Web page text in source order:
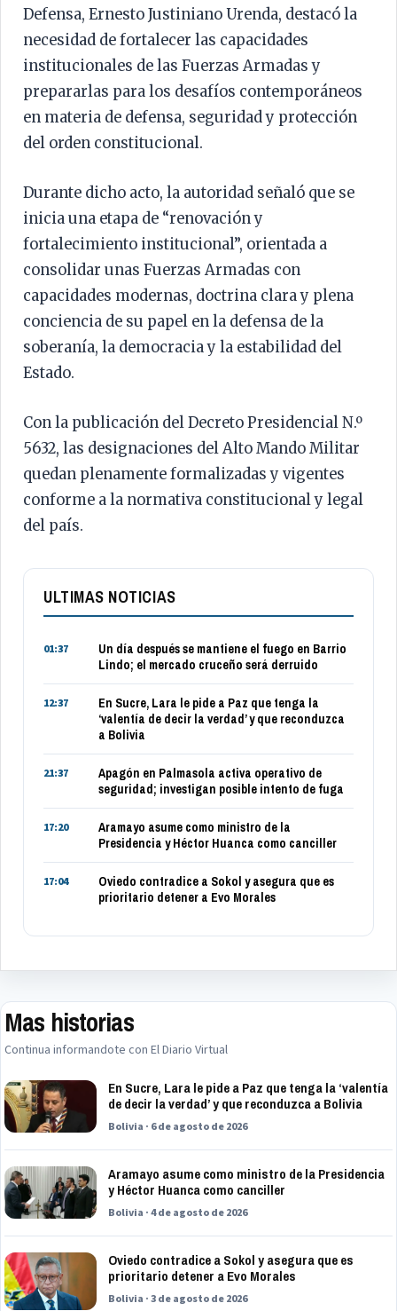
Defensa, Ernesto Justiniano Urenda, destacó la
necesidad de fortalecer las capacidades
institucionales de las Fuerzas Armadas y
prepararlas para los desafíos contemporáneos
en materia de defensa, seguridad y protección
del orden constitucional.
Durante dicho acto, la autoridad señaló que se
inicia una etapa de “renovación y
fortalecimiento institucional”, orientada a
consolidar unas Fuerzas Armadas con
capacidades modernas, doctrina clara y plena
conciencia de su papel en la defensa de la
soberanía, la democracia y la estabilidad del
Estado.
Con la publicación del Decreto Presidencial N.º
5632, las designaciones del Alto Mando Militar
quedan plenamente formalizadas y vigentes
conforme a la normativa constitucional y legal
del país.
ULTIMAS NOTICIAS
01:37
Un día después se mantiene el fuego en Barrio
Lindo; el mercado cruceño será derruido
12:37
En Sucre, Lara le pide a Paz que tenga la
‘valentía de decir la verdad’ y que reconduzca
a Bolivia
21:37
Apagón en Palmasola activa operativo de
seguridad; investigan posible intento de fuga
17:20
Aramayo asume como ministro de la
Presidencia y Héctor Huanca como canciller
17:04
Oviedo contradice a Sokol y asegura que es
prioritario detener a Evo Morales
Mas historias
Continua informandote con El Diario Virtual
En Sucre, Lara le pide a Paz que tenga la ‘valentía
de decir la verdad’ y que reconduzca a Bolivia
Bolivia · 6 de agosto de 2026
Aramayo asume como ministro de la Presidencia
y Héctor Huanca como canciller
Bolivia · 4 de agosto de 2026
Oviedo contradice a Sokol y asegura que es
prioritario detener a Evo Morales
Bolivia · 3 de agosto de 2026